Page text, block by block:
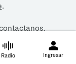
.
.
Radio Ingresar